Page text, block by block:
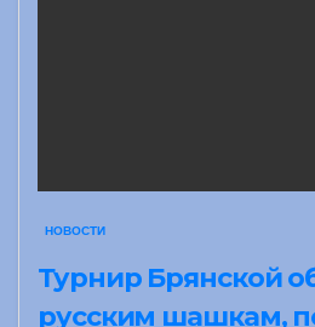
НОВОСТИ
Турнир Брянской
русским шашкам,